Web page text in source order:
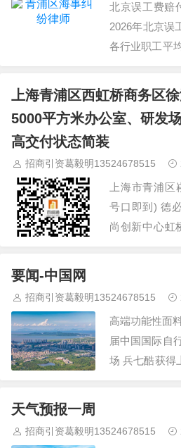
北京误工费赔
2026年北京误
各行业职工平
约368元。轻
蕞快还不需要
上海青浦区西虹桥商务区
5000平方米办公室、研发
高交付状态简装
招商引资葛毅明13524678515
上海市青浦
号口即到) 德
尚创新中心虹
要闻-中国网
招商引资葛毅明13524678515
高端功能性面
届中国国际自
场 兵七酷获得
天气预报一周
招商引资葛毅明13524678515